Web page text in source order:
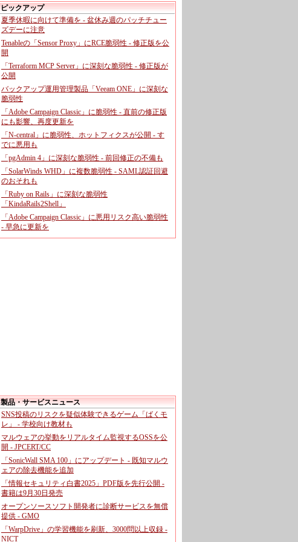
ピックアップ
夏季休暇に向けて準備を - 盆休み週のパッチチュー
ズデーに注意
Tenableの「Sensor Proxy」にRCE脆弱性 - 修正版を公
開
「Terraform MCP Server」に深刻な脆弱性 - 修正版が
公開
バックアップ運用管理製品「Veeam ONE」に深刻な
脆弱性
「Adobe Campaign Classic」に脆弱性 - 直前の修正版
にも影響、再度更新を
「N-central」に脆弱性、ホットフィクスが公開 - す
でに悪用も
「pgAdmin 4」に深刻な脆弱性 - 前回修正の不備も
「SolarWinds WHD」に複数脆弱性 - SAML認証回避
のおそれも
「Ruby on Rails」に深刻な脆弱性
「KindaRails2Shell」
「Adobe Campaign Classic」に悪用リスク高い脆弱性
- 早急に更新を
製品・サービスニュース
SNS投稿のリスクを疑似体験できるゲーム「ばくモ
レ」 - 学校向け教材も
マルウェアの挙動をリアルタイム監視するOSSを公
開 - JPCERT/CC
「SonicWall SMA 100」にアップデート - 既知マルウ
ェアの除去機能を追加
「情報セキュリティ白書2025」PDF版を先行公開 -
書籍は9月30日発売
オープンソースソフト開発者に診断サービスを無償
提供 - GMO
「WarpDrive」の学習機能を刷新、3000問以上収録 -
NICT